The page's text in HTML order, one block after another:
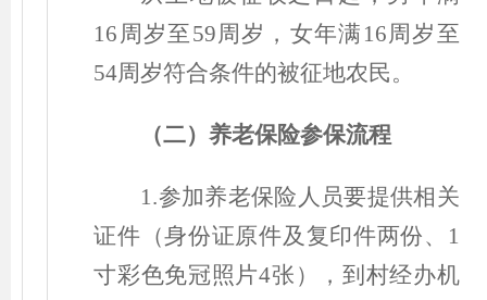
16周岁至59周岁，女年满16周岁至
54周岁符合条件的被征地农民。
（二）养老保险参保流程
1.参加养老保险人员要提供相关
证件 （身份证原件及复印件两份、1
寸彩色免冠照片4张 ）
，到村经办机